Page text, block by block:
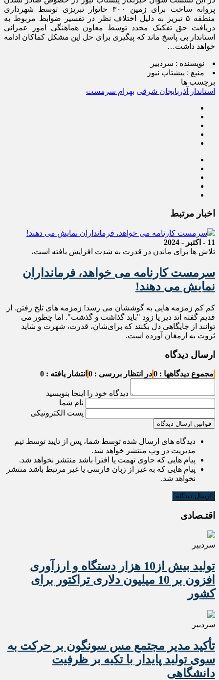
پروانه ساخت برای زمین ۳۰۰ خانوار تبریزی توسط شهرداری
منطقه ۵ تبریز به دلیل اختلاف نظر در تفسیر ضوابط مربوط به
دریافت حق تفکیک مجدد توسط معاون هماهنگی امور عمرانی
استاندار بی پاسخ ماند که پیگیری برای حل این مشکل کماکان ادامه
خواهد داشت…
نویسنده : سردبیر
منبع : پیشتاب نیوز
برچسب ها
استاندار آذربایجان شرقی بهرام سرمست
اخبار مرتبط
11 - اکتبر - 2024
تلاش ها برای ماندن در قدرت به شدت افزایش یافته است،
سرمست کارنامه می خواهد، فرمانداران
نمایش می دهند!
کم کم زمزمه هایی به گوششان می رسد! زمزمه های تلخ رفتن. از
قدیم گفته اند دیر یا زود "باید گذاشت و گذشت". اما چطور می
توانند از جایگاهی دل بکنند که برای‌شان، قدرت، شهرت و شاید
ثروت به ارمغان آورده است.
ارسال دیدگاه
مجموع دیدگاهها : 0 در انتظار بررسی : 0 انتشار یافته : 0
دیدگاه خود را اینجا بنویسید
نام شما
پست الکترونیکی
قوانین ارسال دیدگاه
دیدگاه های ارسال شده توسط شما، پس از تایید توسط تیم
مدیریت در وب منتشر خواهد شد.
پیام هایی که حاوی تهمت یا افترا باشد منتشر نخواهد شد.
پیام هایی که به غیر از زبان فارسی یا غیر مرتبط باشد منتشر
نخواهد شد.
اقتـصادی
سردبیر
تولید بیش از10 هزار دستگاه و ارزآوری
افزون بر 10 میلیون دلاری تراکتور برای
کشور
سردبیر
تأکید مدیر مجتمع مس سونگون بر حرکت به
سوی تولید پایدار با تکیه بر ظرفیت
دانشگاهی